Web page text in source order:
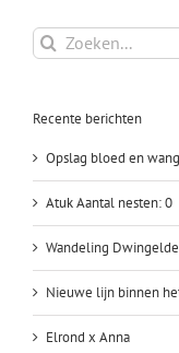
Zoeken
naar:
Recente berichten
Opslag bloed en
Atuk Aantal nesten: 0
Wandeling
Nieuwe lijn binnen
Elrond x Anna